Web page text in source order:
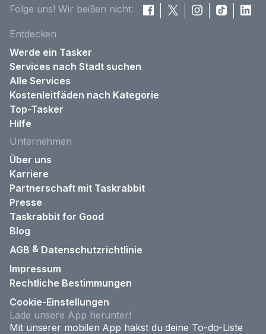
Folge uns! Wir beißen nicht:
Entdecken
Werde ein Tasker
Services nach Stadt suchen
Alle Services
Kostenleitfäden nach Kategorie
Top-Tasker
Hilfe
Unternehmen
Über uns
Karriere
Partnerschaft mit Taskrabbit
Presse
Taskrabbit for Good
Blog
AGB & Datenschutzrichtlinie
Impressum
Rechtliche Bestimmungen
Cookie-Einstellungen
Lade unsere App herunter!
Mit unserer mobilen App hakst du deine To-do-Liste